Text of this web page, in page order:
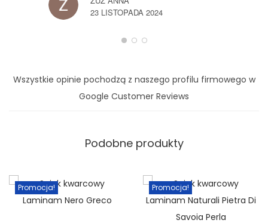
23 LISTOPADA 2024
Wszystkie opinie pochodzą z naszego profilu firmowego w
Google Customer Reviews
Podobne produkty
Promocja! Promocja!